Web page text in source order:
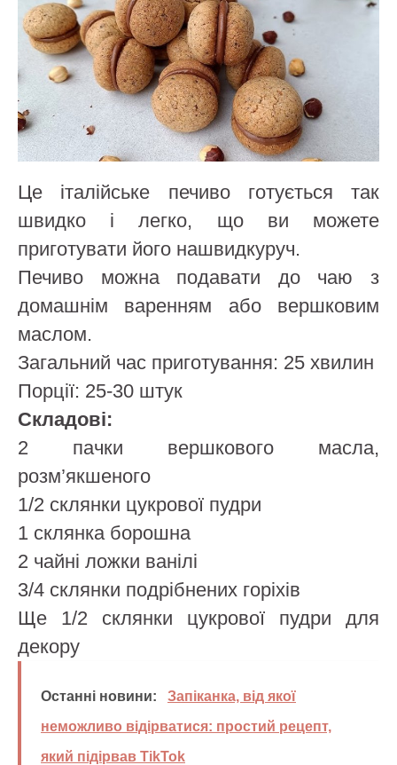
Це італійське печиво готується так
швидко і легко, що ви можете
приготувати його нашвидкуруч.
Печиво можна подавати до чаю з
домашнім варенням або вершковим
маслом.
Загальний час приготування: 25 хвилин
Порції: 25-30 штук
Складові:
2 пачки вершкового масла,
розм’якшеного
1/2 склянки цукрової пудри
1 склянка борошна
2 чайні ложки ванілі
3/4 склянки подрібнених горіхів
Ще 1/2 склянки цукрової пудри для
декору
Останні новини:
Запіканка, від якої
неможливо відірватися: простий рецепт,
який підірвав TikTok